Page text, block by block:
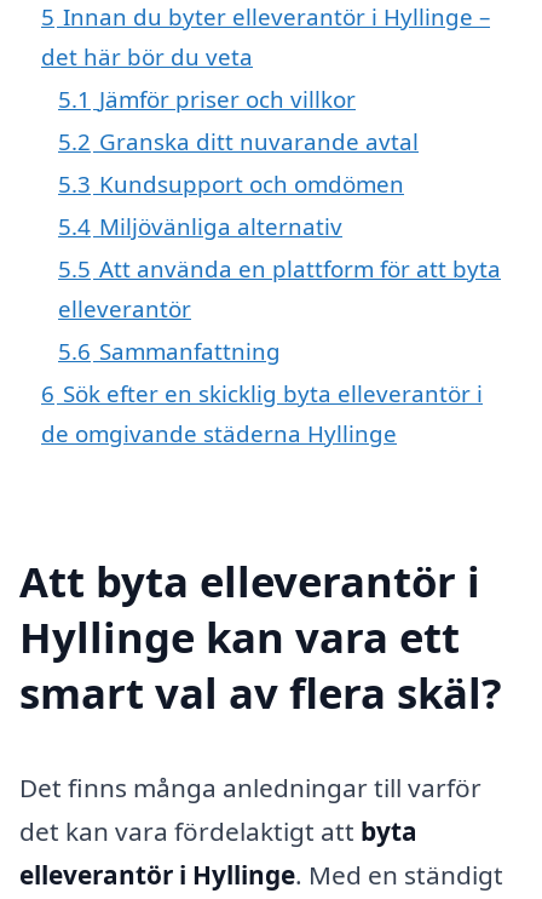
5 Innan du byter elleverantör i Hyllinge –
det här bör du veta
5.1 Jämför priser och villkor
5.2 Granska ditt nuvarande avtal
5.3 Kundsupport och omdömen
5.4 Miljövänliga alternativ
5.5 Att använda en plattform för att byta
elleverantör
5.6 Sammanfattning
6 Sök efter en skicklig byta elleverantör i
de omgivande städerna Hyllinge
Att byta elleverantör i
Hyllinge kan vara ett
smart val av flera skäl?
Det finns många anledningar till varför
det kan vara fördelaktigt att byta
elleverantör i Hyllinge. Med en ständigt